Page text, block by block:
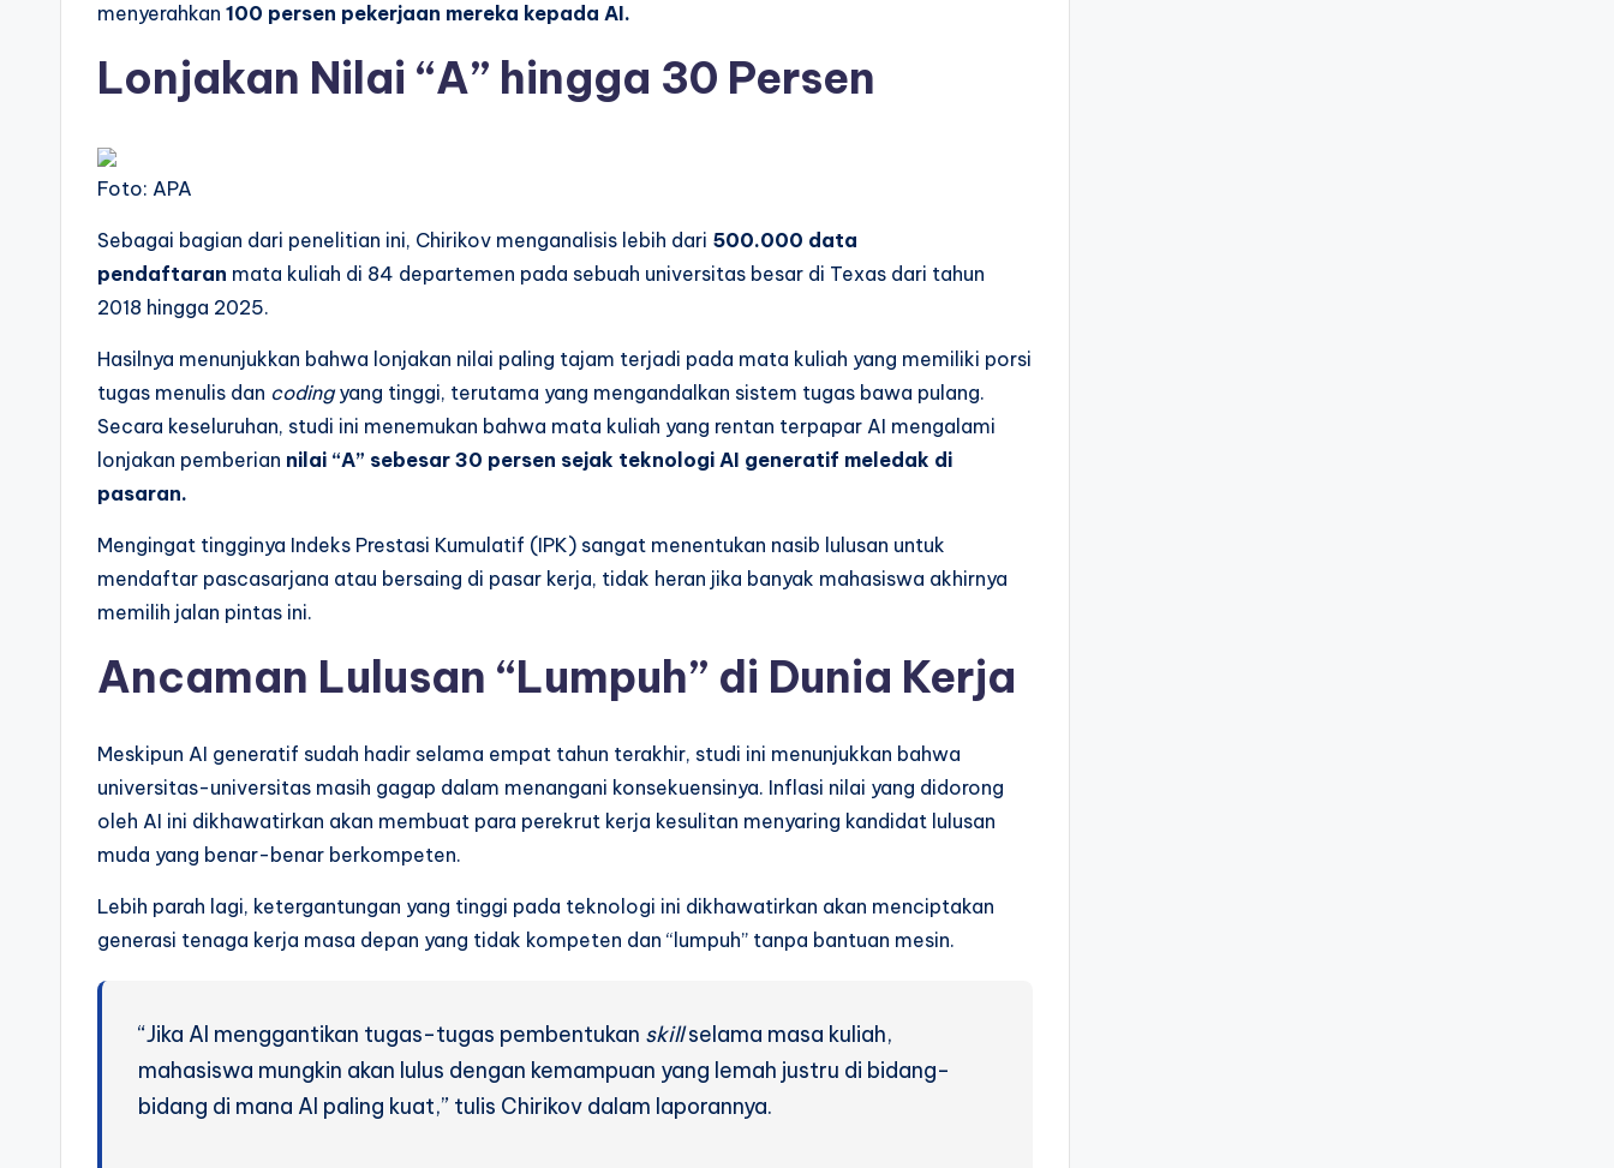
menyerahkan 100 persen pekerjaan mereka kepada AI.
Lonjakan Nilai “A” hingga 30 Persen
Foto: APA
Sebagai bagian dari penelitian ini, Chirikov menganalisis lebih dari 500.000 data
pendaftaran mata kuliah di 84 departemen pada sebuah universitas besar di Texas dari tahun
2018 hingga 2025.
Hasilnya menunjukkan bahwa lonjakan nilai paling tajam terjadi pada mata kuliah yang memiliki porsi
tugas menulis dan codingyang tinggi, terutama yang mengandalkan sistem tugas bawa pulang.
Secara keseluruhan, studi ini menemukan bahwa mata kuliah yang rentan terpapar AI mengalami
lonjakan pemberian nilai “A” sebesar 30 persen sejak teknologi AI generatif meledak di
pasaran.
Mengingat tingginya Indeks Prestasi Kumulatif (IPK) sangat menentukan nasib lulusan untuk
mendaftar pascasarjana atau bersaing di pasar kerja, tidak heran jika banyak mahasiswa akhirnya
memilih jalan pintas ini.
Ancaman Lulusan “Lumpuh” di Dunia Kerja
Meskipun AI generatif sudah hadir selama empat tahun terakhir, studi ini menunjukkan bahwa
universitas-universitas masih gagap dalam menangani konsekuensinya. Inflasi nilai yang didorong
oleh AI ini dikhawatirkan akan membuat para perekrut kerja kesulitan menyaring kandidat lulusan
muda yang benar-benar berkompeten.
Lebih parah lagi, ketergantungan yang tinggi pada teknologi ini dikhawatirkan akan menciptakan
generasi tenaga kerja masa depan yang tidak kompeten dan “lumpuh” tanpa bantuan mesin.
“Jika AI menggantikan tugas-tugas pembentukan skillselama masa kuliah,
mahasiswa mungkin akan lulus dengan kemampuan yang lemah justru di bidang-
bidang di mana AI paling kuat,” tulis Chirikov dalam laporannya.